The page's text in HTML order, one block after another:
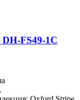
FS49-1C